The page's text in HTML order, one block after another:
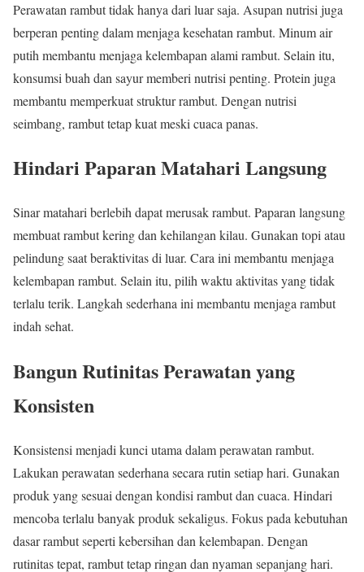
Perawatan rambut tidak hanya dari luar saja. Asupan nutrisi juga
berperan penting dalam menjaga kesehatan rambut. Minum air
putih membantu menjaga kelembapan alami rambut. Selain itu,
konsumsi buah dan sayur memberi nutrisi penting. Protein juga
membantu memperkuat struktur rambut. Dengan nutrisi
seimbang, rambut tetap kuat meski cuaca panas.
Hindari Paparan Matahari Langsung
Sinar matahari berlebih dapat merusak rambut. Paparan langsung
membuat rambut kering dan kehilangan kilau. Gunakan topi atau
pelindung saat beraktivitas di luar. Cara ini membantu menjaga
kelembapan rambut. Selain itu, pilih waktu aktivitas yang tidak
terlalu terik. Langkah sederhana ini membantu menjaga rambut
indah sehat.
Bangun Rutinitas Perawatan yang
Konsisten
Konsistensi menjadi kunci utama dalam perawatan rambut.
Lakukan perawatan sederhana secara rutin setiap hari. Gunakan
produk yang sesuai dengan kondisi rambut dan cuaca. Hindari
mencoba terlalu banyak produk sekaligus. Fokus pada kebutuhan
dasar rambut seperti kebersihan dan kelembapan. Dengan
rutinitas tepat, rambut tetap ringan dan nyaman sepanjang hari.